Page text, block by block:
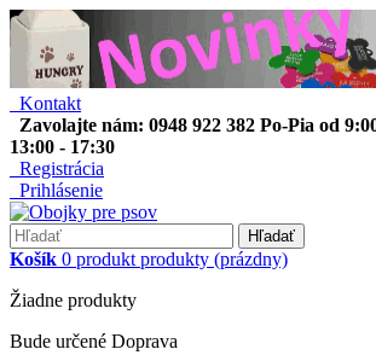
Kontakt
Zavolajte nám: 0948 922 382 Po-Pia od
13:00 - 17:30
Registrácia
Prihlásenie
Hľadať
Košík 0 produkt produkty (prázdny)
Žiadne produkty
Bude určené Doprava